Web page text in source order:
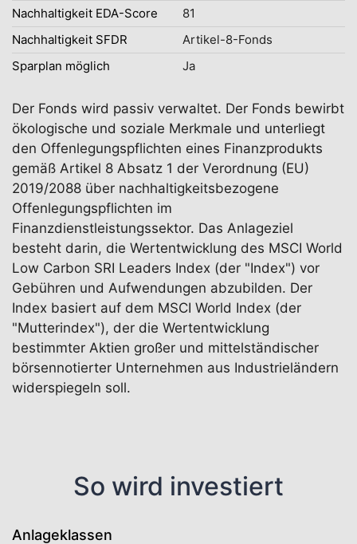
Nachhaltigkeit EDA-Score
81
Nachhaltigkeit SFDR
Artikel-8-Fonds
Sparplan möglich
Ja
Der Fonds wird passiv verwaltet. Der Fonds bewirbt
ökologische und soziale Merkmale und unterliegt
den Offenlegungspflichten eines Finanzprodukts
gemäß Artikel 8 Absatz 1 der Verordnung (EU)
2019/2088 über nachhaltigkeitsbezogene
Offenlegungspflichten im
Finanzdienstleistungssektor. Das Anlageziel
besteht darin, die Wertentwicklung des MSCI World
Low Carbon SRI Leaders Index (der "Index") vor
Gebühren und Aufwendungen abzubilden. Der
Index basiert auf dem MSCI World Index (der
"Mutterindex"), der die Wertentwicklung
bestimmter Aktien großer und mittelständischer
börsennotierter Unternehmen aus Industrieländern
widerspiegeln soll.
So wird investiert
Anlageklassen